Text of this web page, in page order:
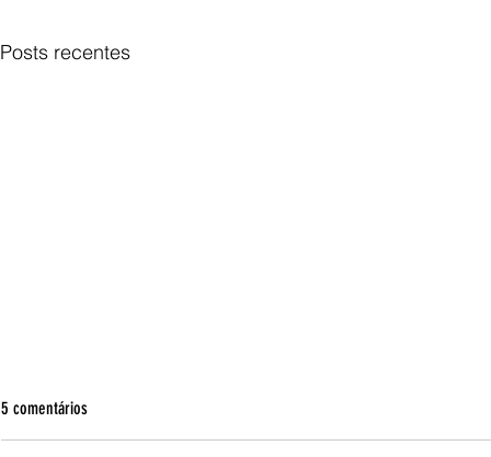
Posts recentes
5 comentários